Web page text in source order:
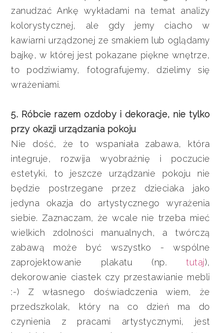
zanudzać Ankę wykładami na temat analizy
kolorystycznej, ale gdy jemy ciacho w
kawiarni urządzonej ze smakiem lub oglądamy
bajkę, w której jest pokazane piękne wnętrze,
to podziwiamy, fotografujemy, dzielimy się
wrażeniami.
5. Róbcie razem ozdoby i dekoracje, nie tylko
przy okazji urządzania pokoju
Nie dość, że to wspaniała zabawa, która
integruje, rozwija wyobraźnię i poczucie
estetyki, to jeszcze urządzanie pokoju nie
będzie postrzegane przez dzieciaka jako
jedyna okazja do artystycznego wyrażenia
siebie. Zaznaczam, że wcale nie trzeba mieć
wielkich zdolności manualnych, a twórczą
zabawą może być wszystko - wspólne
zaprojektowanie plakatu (np.tutaj),
dekorowanie ciastek czy przestawianie mebli
:-) Z własnego doświadczenia wiem, że
przedszkolak, który na co dzień ma do
czynienia z pracami artystycznymi, jest